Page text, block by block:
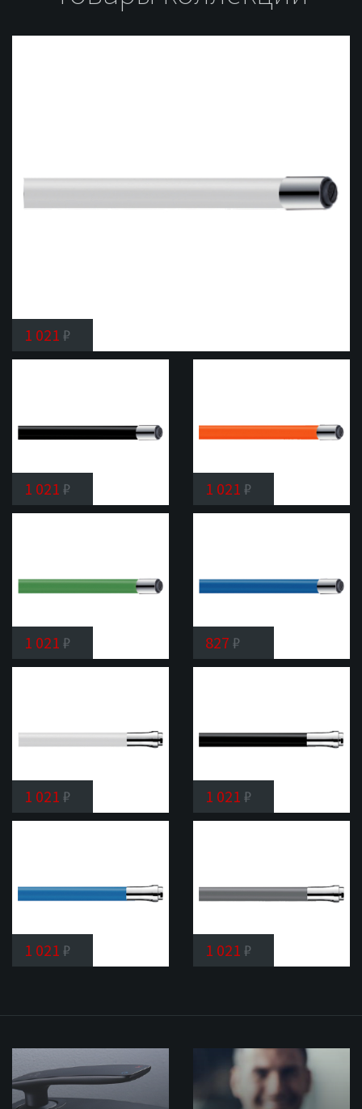
1 021 ₽
Гибкий
1 021 ₽
Гибкий
1 021 ₽
Гибкий
1 021 ₽
Гибкий
827 ₽
Гибкий
1 021 ₽
Излив
1 021 ₽
Излив
1 021 ₽ 1 021 ₽